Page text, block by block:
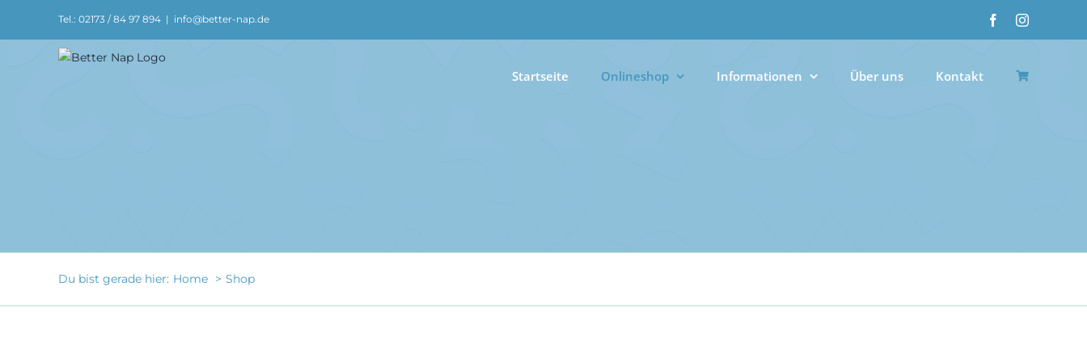
Tel.: 02173 / 84 97 894 | info@better-nap.de FacebookInstagram
Startseite Onlineshop Informationen Über uns Kontakt
Du bist gerade hier: Home Shop